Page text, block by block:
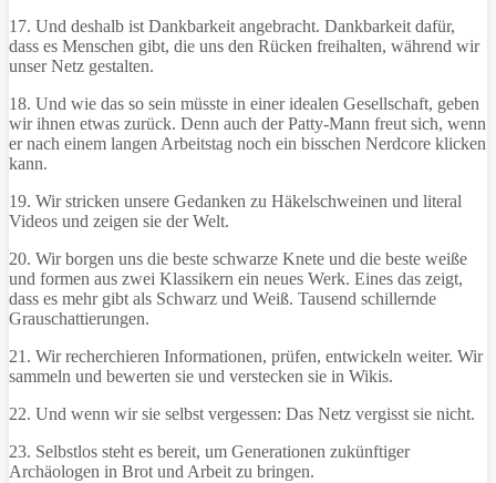
17. Und deshalb ist Dankbarkeit angebracht. Dankbarkeit dafür,
dass es Menschen gibt, die uns den Rücken freihalten, während wir
unser Netz gestalten.
18. Und wie das so sein müsste in einer idealen Gesellschaft, geben
wir ihnen etwas zurück. Denn auch der Patty-Mann freut sich, wenn
er nach einem langen Arbeitstag noch ein bisschen Nerdcore klicken
kann.
19. Wir stricken unsere Gedanken zu Häkelschweinen und literal
Videos und zeigen sie der Welt.
20. Wir borgen uns die beste schwarze Knete und die beste weiße
und formen aus zwei Klassikern ein neues Werk. Eines das zeigt,
dass es mehr gibt als Schwarz und Weiß. Tausend schillernde
Grauschattierungen.
21. Wir recherchieren Informationen, prüfen, entwickeln weiter. Wir
sammeln und bewerten sie und verstecken sie in Wikis.
22. Und wenn wir sie selbst vergessen: Das Netz vergisst sie nicht.
23. Selbstlos steht es bereit, um Generationen zukünftiger
Archäologen in Brot und Arbeit zu bringen.